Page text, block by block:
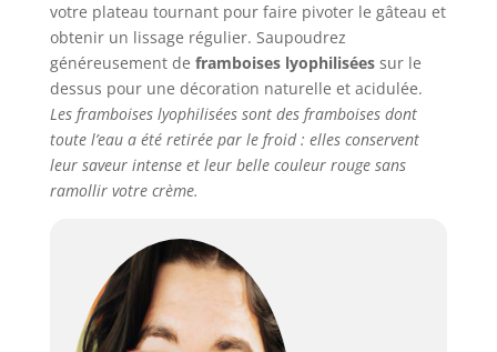
votre plateau tournant pour faire pivoter le gâteau et
obtenir un lissage régulier. Saupoudrez
généreusement de framboises lyophiliséessur le
dessus pour une décoration naturelle et acidulée.
Les framboises lyophilisées sont des framboises dont
toute l’eau a été retirée par le froid : elles conservent
leur saveur intense et leur belle couleur rouge sans
ramollir votre crème.